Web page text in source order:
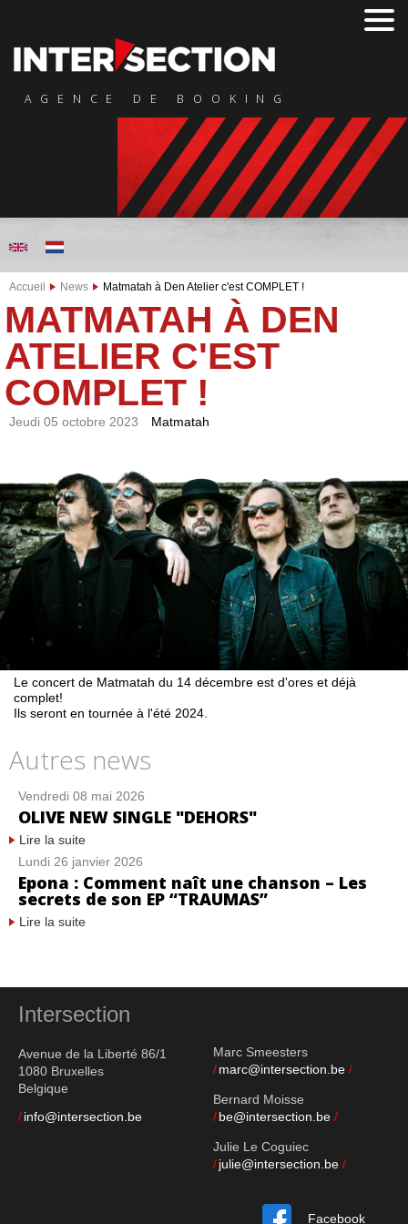
AGENCE DE BOOKING
Accueil News Matmatah à Den Atelier c'est COMPLET !
MATMATAH À DEN
ATELIER C'EST
COMPLET !
Jeudi 05 octobre 2023 Matmatah
Le concert de Matmatah du 14 décembre est d'ores et déjà
complet!
Ils seront en tournée à l'été 2024.
Autres news
Vendredi 08 mai 2026
OLIVE NEW SINGLE "DEHORS"
Lire la suite
Lundi 26 janvier 2026
Epona : Comment naît une chanson – Les
secrets de son EP “TRAUMAS”
Lire la suite
Intersection
Avenue de la Liberté 86/1
1080 Bruxelles
Belgique
info@intersection.be
Marc Smeesters
marc@intersection.be
Bernard Moisse
be@intersection.be
Julie Le Coguiec
julie@intersection.be
Facebook